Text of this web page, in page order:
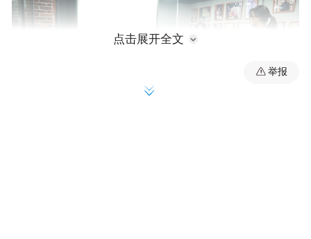
点击展开全文
举报